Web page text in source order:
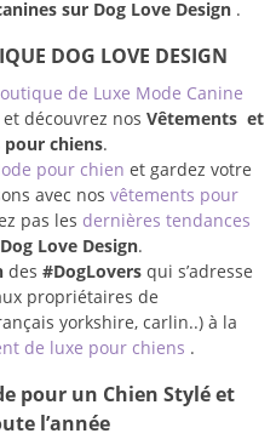
sur Dog Love Design .
DOG LOVE DESIGN
de Luxe Mode Canine
et découvrez nos Vêtements et
pour chiens.
pour chien et gardez votre
avec nos vêtements pour
pas les dernières tendances
Dog Love Design.
des #DogLovers qui s’adresse
propriétaires de
yorkshire, carlin..) à la
de luxe pour chiens .
pour un Chien Stylé et
l’année